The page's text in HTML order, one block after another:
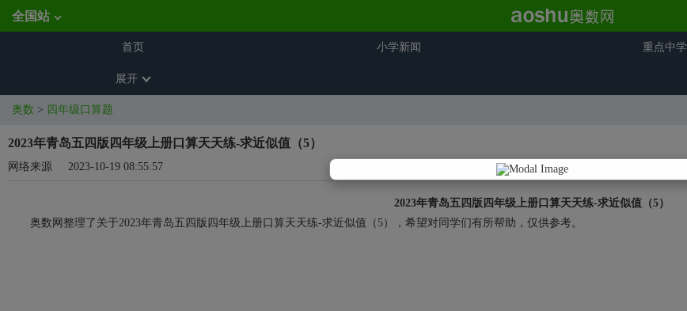
全国站
首页 小学新闻 重点中学
展开
奥数 > 四年级口算题
2023年青岛五四版四年级上册口算天天练-求近似值（5）
网络来源 2023-10-19 08:55:57
2023年青岛五四版四年级上册口算天天练-求近似值（5）
奥数网整理了关于2023年青岛五四版四年级上册口算天天练-求近似值（5），希望对同学们有所帮助，仅供参考。